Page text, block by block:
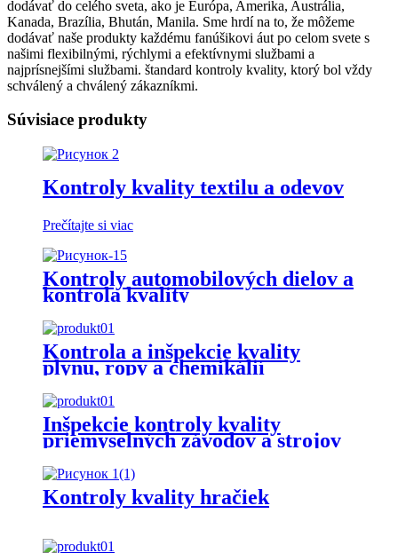
dodávať do celého sveta, ako je Európa, Amerika, Austrália,
Kanada, Brazília, Bhután, Manila. Sme hrdí na to, že môžeme
dodávať naše produkty každému fanúšikovi áut po celom svete s
našimi flexibilnými, rýchlymi a efektívnymi službami a
najprísnejšími službami. štandard kontroly kvality, ktorý bol vždy
schválený a chválený zákazníkmi.
Súvisiace produkty
Kontroly kvality textilu a odevov
Prečítajte si viac
Kontroly automobilových dielov a
kontrola kvality
Kontrola a inšpekcie kvality
plynu, ropy a chemikálií
Inšpekcie kontroly kvality
priemyselných závodov a strojov
Kontroly kvality hračiek